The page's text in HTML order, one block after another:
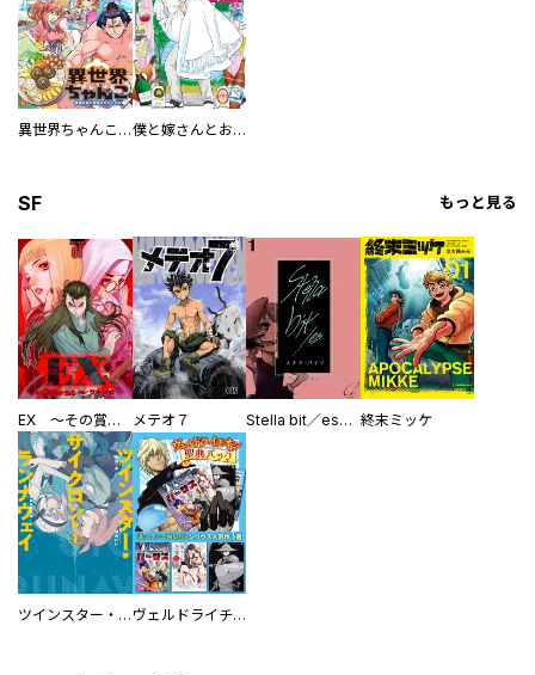
異世界ちゃんこ～横綱目前に召喚されたんだが～ 【連載版】 僕と嫁さんとお酒の関係
SF もっと見る
EX ～その賞金稼ぎは、世界の出口を探す～【単行本版】 メテオ７ Stella bit／es【単話版】 終末ミッケ
ツインスター・サイクロン・ランナウェイ ヴェルドライチオシ聖典パック 『転スラ』ミニ画集付き シリウス人気作３選